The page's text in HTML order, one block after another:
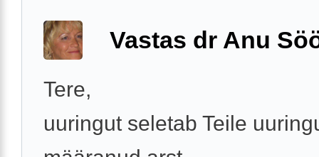
Vastas dr Anu
Tere,
uuringut seletab Teile